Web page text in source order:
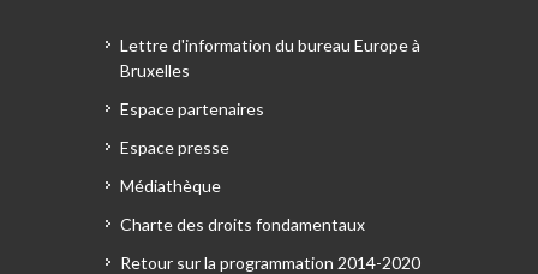
Lettre d'information du bureau Europe à
Bruxelles
Espace partenaires
Espace presse
Médiathèque
Charte des droits fondamentaux
Retour sur la programmation 2014-2020